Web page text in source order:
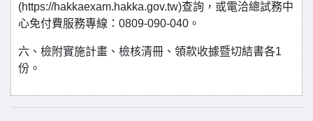
(https://hakkaexam.hakka.gov.tw)查詢，或電洽總試務中
心免付費服務專線：0809-090-040。
六、檢附實施計畫、檢核清冊、領款收據暨切結書各1
份。